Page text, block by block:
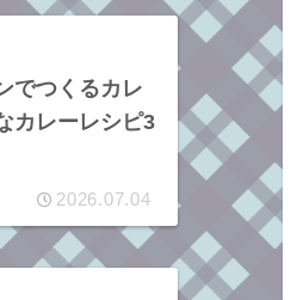
でつくるカレ
カレーレシピ3
2026.07.04